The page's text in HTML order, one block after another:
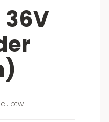
36V
btw